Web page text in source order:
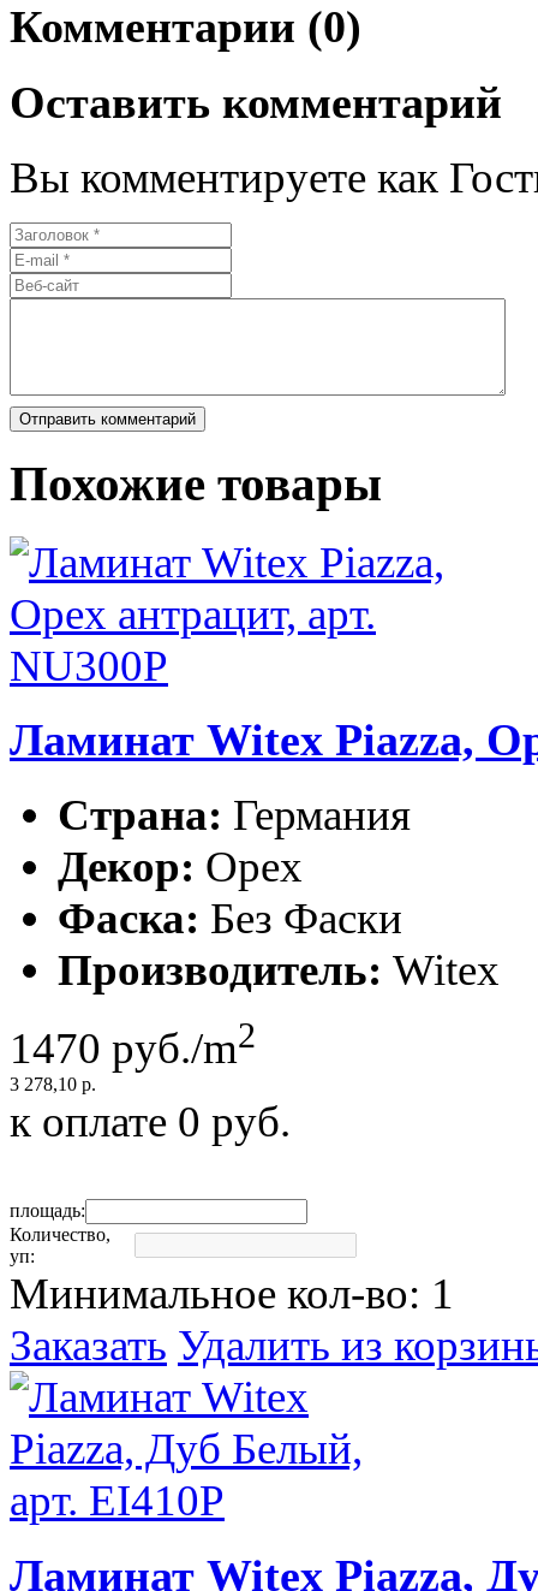
Комментарии (0)
Оставить комментарий
Вы комментируете как
Похожие товары
Ламинат Witex Piazza,
Страна: Германия
Декор: Орех
Фаска: Без Фаски
Производитель: Witex
1470 руб./m2
3 278,10 р.
к оплате 0 руб.
площадь:
Количество,
уп:
Минимальное кол-во: 1
Заказать Удалить из
Ламинат Witex Piazza,